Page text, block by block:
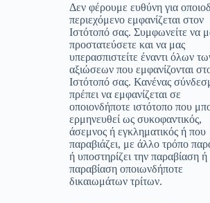
Δεν φέρουμε ευθύνη για
περιεχόμενο εμφανίζεται στον
Ιστότοπό σας. Συμφωνείτε να
προστατεύσετε και να μας
υπερασπιστείτε έναντι όλων
αξιώσεων που εμφανίζονται
Ιστότοπό σας. Κανένας
πρέπει να εμφανίζεται σε
οποιονδήποτε ιστότοπο που
ερμηνευθεί ως συκοφαντικός,
άσεμνος ή εγκληματικός ή που
παραβιάζει, με άλλο τρόπο
ή υποστηρίζει την παραβίαση
παραβίαση οποιωνδήποτε
δικαιωμάτων τρίτων.